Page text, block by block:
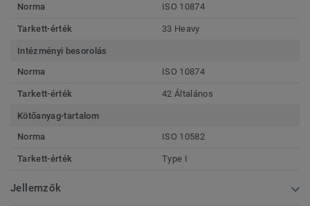
Norma
ISO 10874
Tarkett-érték 33 Heavy
Intézményi besorolás
Norma
ISO 10874
Tarkett-érték 42 Általános
Kötőanyag-tartalom
Norma
ISO 10582
Tarkett-érték Type I
Jellemzők